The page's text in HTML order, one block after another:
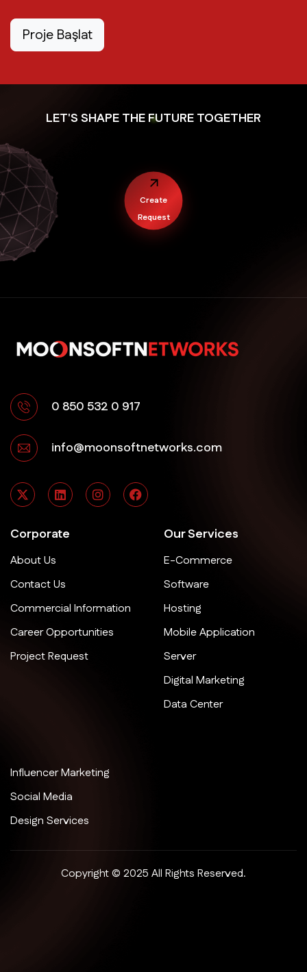
Proje Başlat
LET'S SHAPE THE FUTURE TOGETHER
Create
Request
0 850 532 0 917
info@moonsoftnetworks.com
Corporate
About Us
Contact Us
Commercial Information
Career Opportunities
Project Request
Our Services
E-Commerce
Software
Hosting
Mobile Application
Server
Digital Marketing
Data Center
Influencer Marketing
Social Media
Design Services
Copyright © 2025 All Rights Reserved.